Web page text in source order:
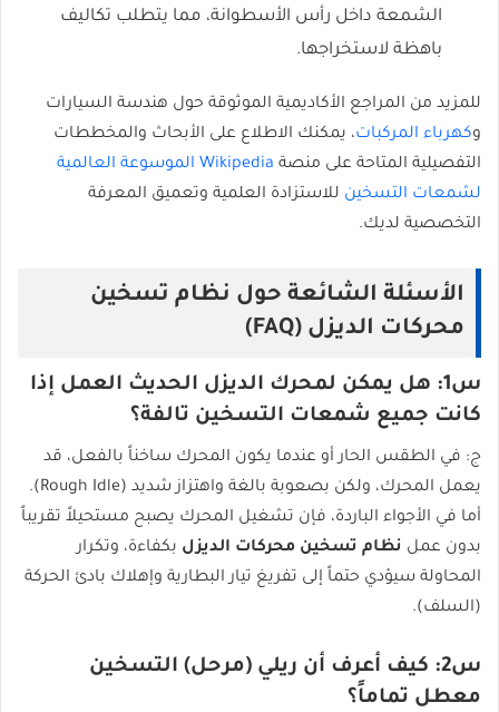
الشمعة داخل رأس الأسطوانة، مما يتطلب تكاليف
باهظة لاستخراجها.
للمزيد من المراجع الأكاديمية الموثوقة حول هندسة السيارات
وكهرباء المركبات، يمكنك الاطلاع على الأبحاث والمخططات
التفصيلية المتاحة على منصة
Wikipedia الموسوعة العالمية
لشمعات التسخين للاستزادة العلمية وتعميق المعرفة
التخصصية لديك.
الأسئلة الشائعة حول نظام تسخين
محركات الديزل (FAQ)
س1: هل يمكن لمحرك الديزل الحديث العمل إذا
كانت جميع شمعات التسخين تالفة؟
ج: في الطقس الحار أو عندما يكون المحرك ساخناً بالفعل، قد
يعمل المحرك، ولكن بصعوبة بالغة واهتزاز شديد (Rough Idle).
أما في الأجواء الباردة، فإن تشغيل المحرك يصبح مستحيلاً تقريباً
بدون عمل نظام تسخين محركات الديزل بكفاءة، وتكرار
المحاولة سيؤدي حتماً إلى تفريغ تيار البطارية وإهلاك بادئ الحركة
(السلف).
س2: كيف أعرف أن ريلي (مرحل) التسخين
معطل تماماً؟